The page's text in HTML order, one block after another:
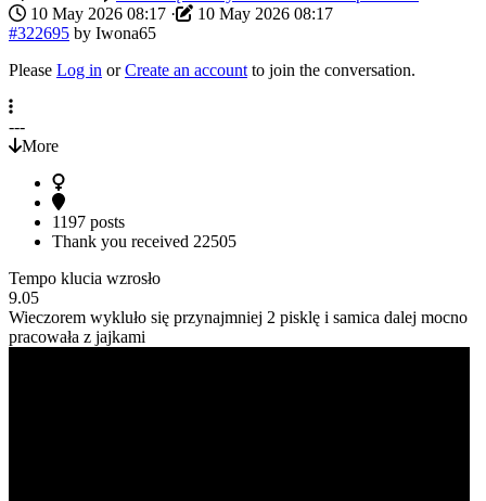
10 May 2026 08:17 ·
10 May 2026 08:17
#322695 by Iwona65
Please Log in orCreate an account to join the conversation.
---
More
1197 posts
Thank you received 22505
Tempo klucia wzrosło
9.05
Wieczorem wykluło się przynajmniej 2 pisklę i samica dalej mocno
pracowała z jajkami